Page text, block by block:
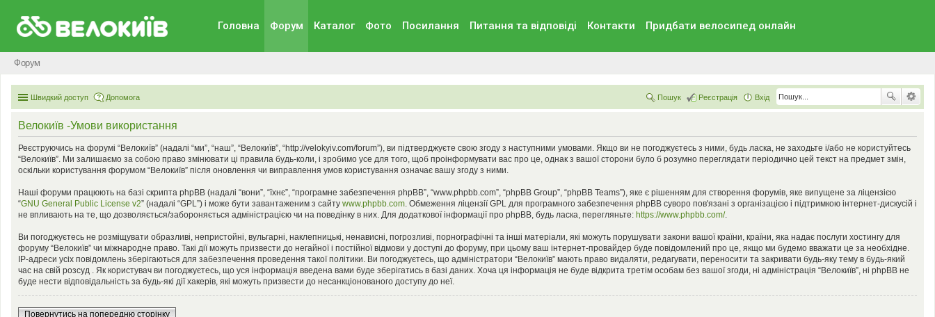
Головна Форум Каталог Фото Посилання Питання та вiдповiдi Контакти Придбати велосипед онлайн
Форум
Швидкий доступ Допомога Вхід
Реєстрація
Пошук
Велокиїв -Умови використання
Реєструючись на форумі “Велокиїв” (надалі “ми”, “наш”, “Велокиїв”, “http://velokyiv.com/forum”), ви підтверджуєте свою згоду з наступними умовами. Якщо ви не погоджуєтесь з ними, будь ласка, не заходьте і/або не користуйтесь
“Велокиїв”. Ми залишаємо за собою право змінювати ці правила будь-коли, і зробимо усе для того, щоб проінформувати вас про це, однак з вашої сторони було б розумно переглядати періодично цей текст на предмет змін,
оскільки користування форумом “Велокиїв” після оновлення чи виправлення умов користування означає вашу згоду з ними.
Наші форуми працюють на базі скрипта phpBB (надалі “вони”, “їхнє”, “програмне забезпечення phpBB”, “www.phpbb.com”, “phpBB Group”, “phpBB Teams”), яке є рішенням для створення форумів, яке випущене за ліцензією
“GNU General Public License v2” (надалі “GPL”) і може бути завантаженим з сайту www.phpbb.com. Обмеження ліцензії GPL для програмного забезпечення phpBB суворо пов'язані з організацією і підтримкою інтернет-дискусій і
не впливають на те, що дозволяється/забороняється адміністрацією чи на поведінку в них. Для додаткової інформації про phpBB, будь ласка, перегляньте: https://www.phpbb.com/.
Ви погоджуєтесь не розміщувати образливі, непристойні, вульгарні, наклепницькі, ненависні, погрозливі, порнографічні та інші матеріали, які можуть порушувати закони вашої країни, країни, яка надає послуги хостингу для
форуму “Велокиїв” чи міжнародне право. Такі дії можуть призвести до негайної і постійної відмови у доступі до форуму, при цьому ваш інтернет-провайдер буде повідомлений про це, якщо ми будемо вважати це за необхідне.
IP-адреси усіх повідомлень зберігаються для забезпечення проведення такої політики. Ви погоджуєтесь, що адміністратори “Велокиїв” мають право видаляти, редагувати, переносити та закривати будь-яку тему в будь-який
час на свій розсуд . Як користувач ви погоджуєтесь, що уся інформація введена вами буде зберігатись в базі даних. Хоча ця інформація не буде відкрита третім особам без вашої згоди, ні адміністрація “Велокиїв”, ні phpBB не
буде нести відповідальність за будь-які дії хакерів, які можуть призвести до несанкціонованого доступу до неї.
Повернутись на попередню сторінку